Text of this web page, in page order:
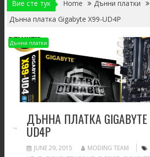
Вие сте тук Home
Дънни платки
Дънна платка Gigabyte X99-UD4P
Дънни платки
ДЪННА ПЛАТКА
UD4P
JUNE 29, 2015 MODING TEAM